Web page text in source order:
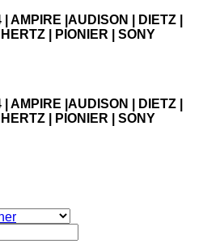
AMPIRE |AUDISON | DIETZ |
| PIONIER | SONY
AMPIRE |AUDISON | DIETZ |
| PIONIER | SONY